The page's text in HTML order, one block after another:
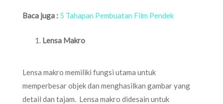
Baca juga : 5 Tahapan Pembuatan Film Pendek
Lensa Makro
Lensa makro memiliki fungsi utama untuk
memperbesar objek dan menghasilkan gambar yang
detail dan tajam. Lensa makro didesain untuk